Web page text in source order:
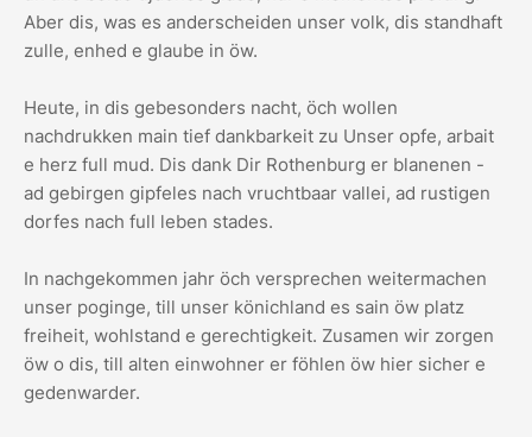
Aber dis, was es anderscheiden unser volk, dis standhaft
zulle, enhed e glaube in öw.
Heute, in dis gebesonders nacht, öch wollen
nachdrukken main tief dankbarkeit zu Unser opfe, arbait
e herz full mud. Dis dank Dir Rothenburg er blanenen -
ad gebirgen gipfeles nach vruchtbaar vallei, ad rustigen
dorfes nach full leben stades.
In nachgekommen jahr öch versprechen weitermachen
unser poginge, till unser könichland es sain öw platz
freiheit, wohlstand e gerechtigkeit. Zusamen wir zorgen
öw o dis, till alten einwohner er föhlen öw hier sicher e
gedenwarder.